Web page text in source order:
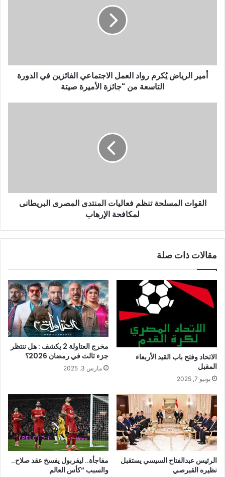
ر
أمير الرياض يُكرم رواد العمل الاجتماعي الفائزين في الدورة
التاسعة من "جائزة الأميرة صيتة
القوات المسلحة تنظم فعاليات المنتدى المصرى البريطانى
لمكافحة الإرهاب
مقالات ذات صلة
الاتحاد وفتح باب القيد الأربعاء
المقبل
يونيو 7, 2025
مخرج العتاولة 2 يكشف : هل ننتظر
جزء ثالث في رمضان 2026؟
مارس 3, 2025
الرئيس عبدالفتاح السيسي يستقبل
نظيره القبرصي
مفاجأة.. ليفربول يفسخ عقد صلاح..
والسبب “كأس العالم